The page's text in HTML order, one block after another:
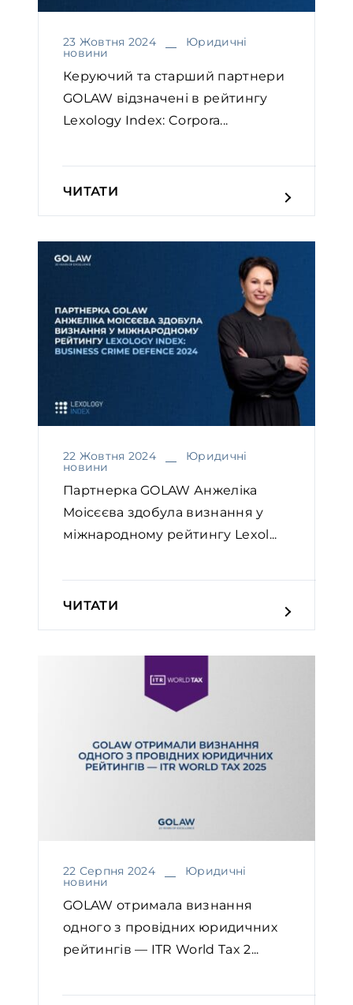
23 Жовтня 2024 Юридичні
новини
Керуючий та старший партнери
GOLAW відзначені в рейтингу
Lexology Index: Corpora...
ЧИТАТИ
22 Жовтня 2024 Юридичні
новини
Партнерка GOLAW Анжеліка
Моісєєва здобула визнання у
міжнародному рейтингу Lexol...
ЧИТАТИ
22 Серпня 2024 Юридичні
новини
GOLAW отримала визнання
одного з провідних юридичних
рейтингів — ITR World Tax 2...